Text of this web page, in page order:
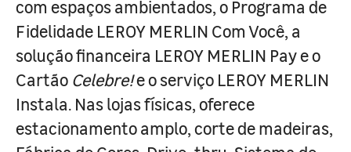
com espaços ambientados, o Programa de
Fidelidade LEROY MERLIN Com Você, a
solução financeira LEROY MERLIN Pay e o
Cartão Celebre!e o serviço LEROY MERLIN
Instala. Nas lojas físicas, oferece
estacionamento amplo, corte de madeiras,